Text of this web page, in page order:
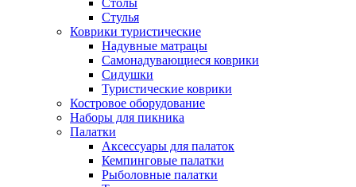
Столы
Стулья
Коврики туристические
Надувные матрацы
Самонадувающиеся коврики
Сидушки
Туристические коврики
Костровое оборудование
Наборы для пикника
Палатки
Аксессуары для палаток
Кемпинговые палатки
Рыболовные палатки